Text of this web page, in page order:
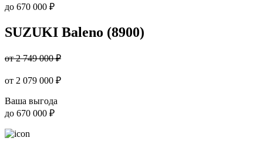
до 670 000 ₽
SUZUKI Baleno (8900)
от 2 749 000 ₽
от 2 079 000 ₽
Ваша выгода
до 670 000 ₽